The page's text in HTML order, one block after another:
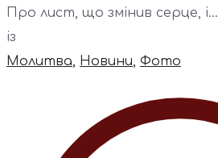
Про лист, що змінив серце, і...
із
Молитва, Новини, Фото